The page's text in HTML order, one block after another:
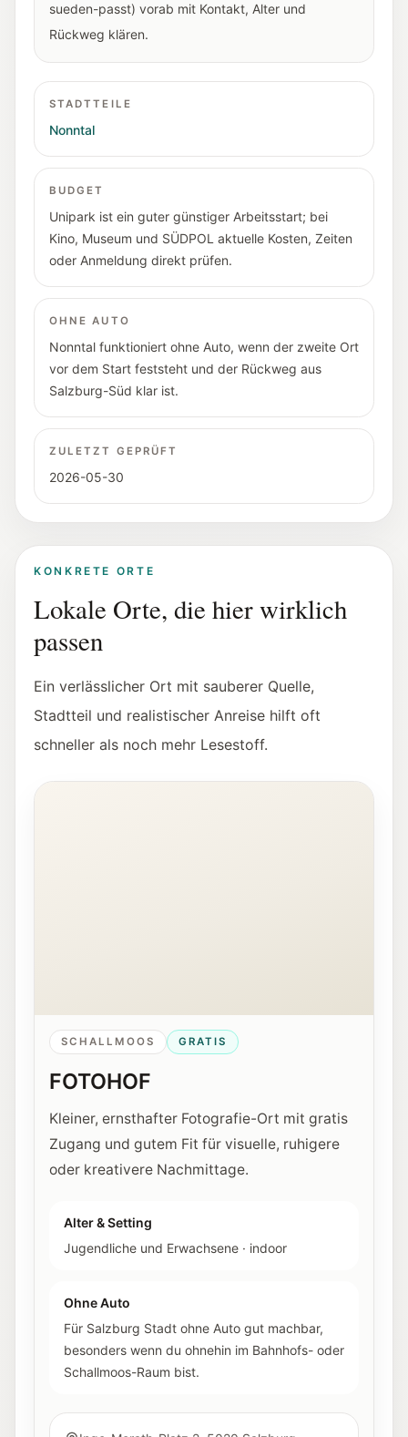
sueden-passt) vorab mit Kontakt, Alter und
Rückweg klären.
STADTTEILE
Nonntal
BUDGET
Unipark ist ein guter günstiger Arbeitsstart; bei
Kino, Museum und SÜDPOL aktuelle Kosten, Zeiten
oder Anmeldung direkt prüfen.
OHNE AUTO
Nonntal funktioniert ohne Auto, wenn der zweite Ort
vor dem Start feststeht und der Rückweg aus
Salzburg-Süd klar ist.
ZULETZT GEPRÜFT
2026-05-30
KONKRETE ORTE
Lokale Orte, die hier wirklich
passen
Ein verlässlicher Ort mit sauberer Quelle,
Stadtteil und realistischer Anreise hilft oft
schneller als noch mehr Lesestoff.
Innenansicht der Fotohof Galerie in Salzburg.
SCHALLMOOS GRATIS
FOTOHOF
Kleiner, ernsthafter Fotografie-Ort mit gratis
Zugang und gutem Fit für visuelle, ruhigere
oder kreativere Nachmittage.
Alter & Setting
Jugendliche und Erwachsene · indoor
Ohne Auto
Für Salzburg Stadt ohne Auto gut machbar,
besonders wenn du ohnehin im Bahnhofs- oder
Schallmoos-Raum bist.